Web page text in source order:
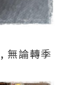
無論轉季